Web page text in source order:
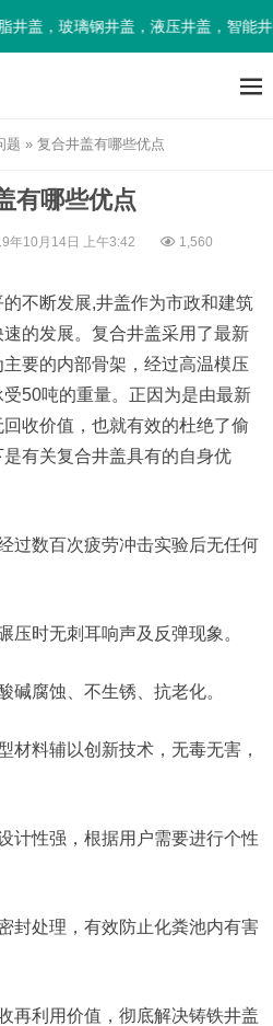
，玻璃钢井盖，液压井盖，智能井
题 » 复合井盖有哪些优点
有哪些优点
年10月14日 上午3:42 1,560
断发展,井盖作为市政和建筑
的发展。复合井盖采用了最新
要的内部骨架，经过高温模压
50吨的重量。正因为是由最新
收价值，也就有效的杜绝了偷
有关复合井盖具有的自身优
百次疲劳冲击实验后无任何
无刺耳响声及反弹现象。
蚀、不生锈、抗老化。
辅以创新技术，无毒无害，
强，根据用户需要进行个性
理，有效防止化粪池内有害
用价值，彻底解决铸铁井盖